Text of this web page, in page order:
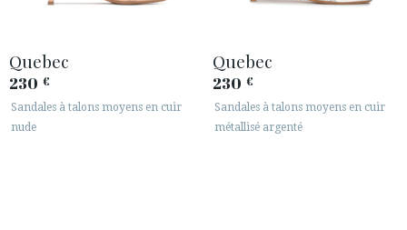
Quebec
230 €
Sandales à talons moyens en cuir
nude
Quebec
230 €
Sandales à talons moyens en cuir
métallisé argenté